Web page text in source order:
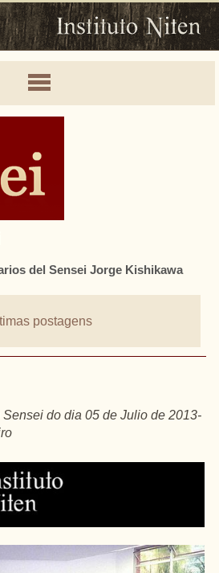
del Sensei Jorge Kishikawa
postagens
do dia 05 de Julio de 2013-